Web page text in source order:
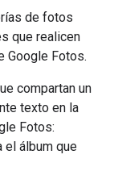
de fotos
que realicen
Google Fotos.
compartan un
texto en la
Fotos:
el álbum que